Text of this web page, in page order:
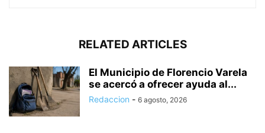
RELATED ARTICLES
El Municipio de Florencio Varela
se acercó a ofrecer ayuda al...
Redaccion - 6 agosto, 2026